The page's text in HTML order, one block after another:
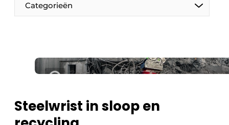
Categorieën
De Pen
Steelwrist in sloop en